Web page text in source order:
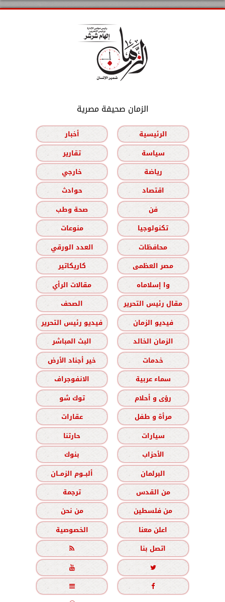
الزمان صحيفة مصرية
الرئيسية
أخبار
سياسة
تقارير
رياضة
خارجي
اقتصاد
حوادث
فن
صحة وطب
تكنولوجيا
منوعات
محافظات
العدد الورقي
مصر العظمى
كاريكاتير
وا إسلاماه
مقالات الرأي
مقال رئيس التحرير
الصحف
فيديو الزمان
فيديو رئيس التحرير
الزمان الخالد
البث المباشر
خدمات
خير أجناد الأرض
سماء عربية
الانفوجراف
رؤى و أحلام
توك شو
مرأة و طفل
عقارات
سيارات
حارتنا
الأحزاب
بنوك
البرلمان
ألبــوم الزمــان
من القدس
ترجمة
من فلسطين
من نحن
اعلن معنا
الخصوصية
اتصل بنا




